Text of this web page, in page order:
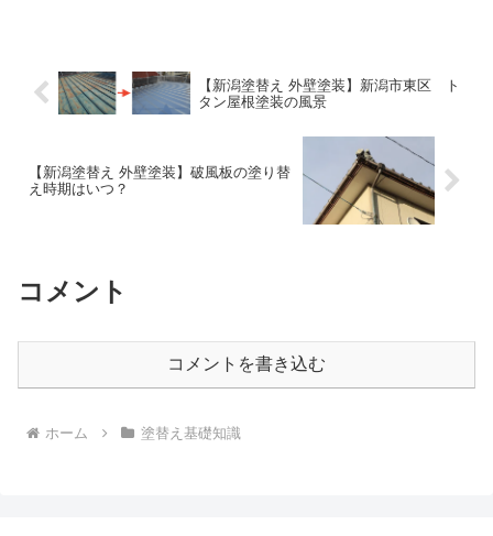
【新潟塗替え 外壁塗装】新潟市東区 ト
タン屋根塗装の風景
【新潟塗替え 外壁塗装】破風板の塗り替
え時期はいつ？
コメント
コメントを書き込む
ホーム 塗替え基礎知識